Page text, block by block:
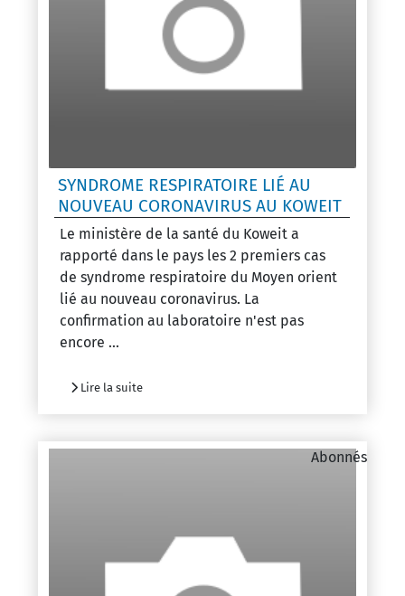
SYNDROME RESPIRATOIRE LIÉ AU
NOUVEAU CORONAVIRUS AU KOWEIT
Le ministère de la santé du Koweit a
rapporté dans le pays les 2 premiers cas
de syndrome respiratoire du Moyen orient
lié au nouveau coronavirus. La
confirmation au laboratoire n'est pas
encore ...
Lire la suite
Abonnés